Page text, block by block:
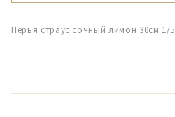
Перья страус сочный лимон 30см 1/5